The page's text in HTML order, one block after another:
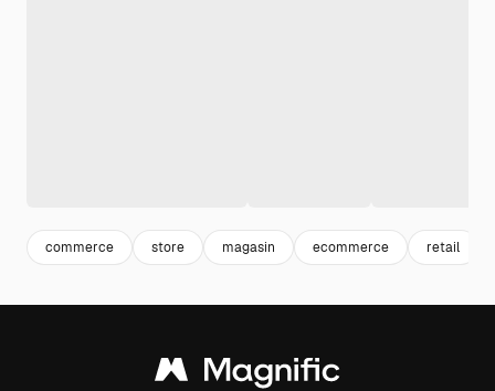
commerce store magasin ecommerce retail